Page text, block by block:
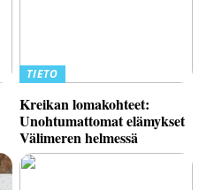
TIETO
Kreikan lomakohteet:
Unohtumattomat elämykset
Välimeren helmessä